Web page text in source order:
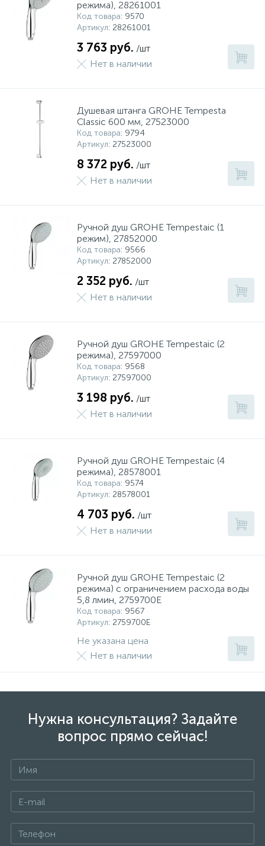
режима), 28261001
Код товара: 9570
Артикул: 28261001
3 763 руб. /шт
Нет в наличии
Душевая штанга GROHE Tempesta
Classic 600 мм, 27523000
Код товара: 9794
Артикул: 27523000
8 372 руб. /шт
Нет в наличии
Ручной душ GROHE Tempestaic (1
режим), 27852000
Код товара: 9566
Артикул: 27852000
2 352 руб. /шт
Нет в наличии
Ручной душ GROHE Tempestaic (2
режима), 27597000
Код товара: 9568
Артикул: 27597000
3 198 руб. /шт
Нет в наличии
Ручной душ GROHE Tempestaic (4
режима), 28578001
Код товара: 9574
Артикул: 28578001
4 703 руб. /шт
Нет в наличии
Ручной душ GROHE Tempestaic (2
режима) с ограничением расхода воды
5,8 лмин, 2759700E
Код товара: 9567
Артикул: 2759700E
Не указана цена
Нет в наличии
Нужна консультация? Задайте
вопрос прямо сейчас!